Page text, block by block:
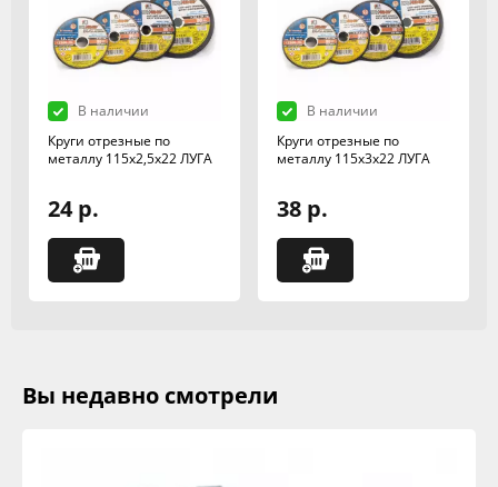
В наличии
Круги отрезные по
металлу 115х2,5х22 ЛУГА
24 р.
В наличии
Круги отрезные по
металлу 115х3х22 ЛУГА
38 р.
Вы недавно смотрели